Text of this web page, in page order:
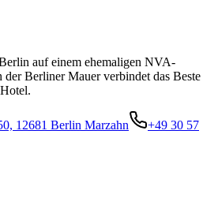
auf einem ehemaligen NVA-
Berliner Mauer verbindet das Beste
12681 Berlin Marzahn
+49 30 57